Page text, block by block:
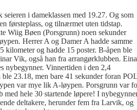
i dameklassen med 19.27. Og som
førsteplass, og tilnærmet uten tidstap.
Wiig Bøen (Porsgrunn) noen sekunder
Herrer A og Damer A hadde samme
kilometer og hadde 15 poster. B-åpen ble
Vik, også han fra arrangørklubben.
nybegynner. Vinnertiden i den 2,4
23.18, men bare 41 sekunder foran
var mye lik A-løypen. Porsgrunn var
med hele 30 startende løpere! I
deltakere, herunder fem fra Larvik, og